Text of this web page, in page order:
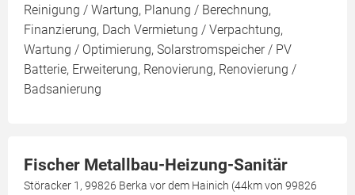
Reinigung / Wartung, Planung / Berechnung,
Finanzierung, Dach Vermietung / Verpachtung,
Wartung / Optimierung, Solarstromspeicher / PV
Batterie, Erweiterung, Renovierung, Renovierung /
Badsanierung
Fischer Metallbau-Heizung-Sanitär
Störacker 1, 99826 Berka vor dem Hainich (44km von 99826